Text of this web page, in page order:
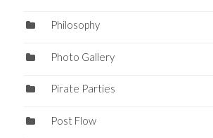
Philosophy
Photo Gallery
Pirate Parties
Post Flow